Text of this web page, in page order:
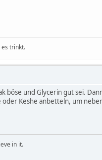
es trinkt.
böse und Glycerin gut sei.
oder Keshe anbetteln, um
in it.